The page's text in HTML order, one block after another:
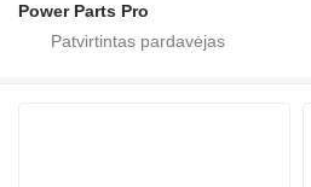
Power Parts Pro